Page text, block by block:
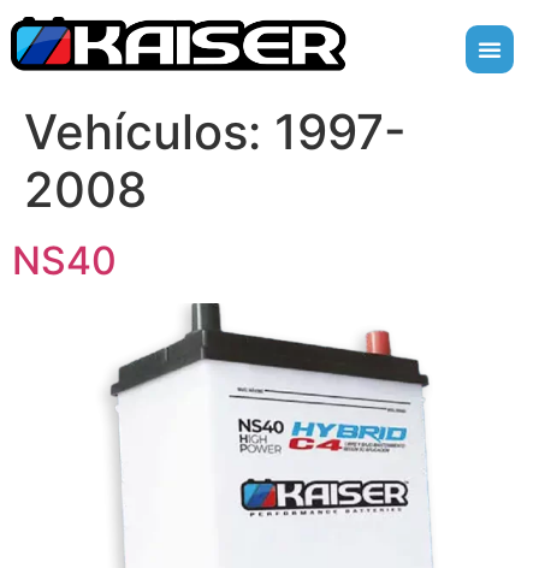
Vehículos: 1997-
2008
NS40